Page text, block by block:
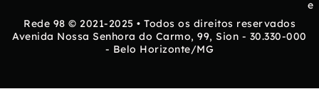
e
Rede 98 © 2021-2025 • Todos os direitos reservados
Avenida Nossa Senhora do Carmo, 99, Sion - 30.330-000
- Belo Horizonte/MG